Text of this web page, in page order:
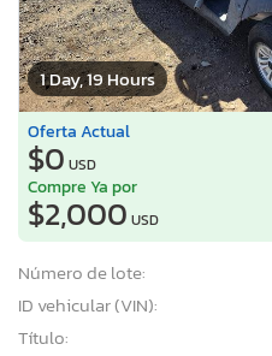
1 Day, 19 Hours
Oferta Actual
$0 USD
Compre Ya por
$2,000 USD
Número de lote:
ID vehicular (VIN):
Título: